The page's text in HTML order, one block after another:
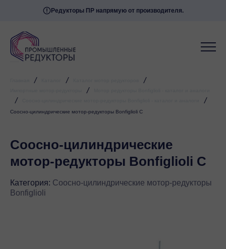
Редукторы ПР напрямую от производителя.
/ / /
/
/ /
Соосно-цилиндрические мотор-редукторы Bonfiglioli C
Соосно-цилиндрические
мотор-редукторы Bonfiglioli C
Категория: Соосно-цилиндрические мотор-редукторы
Bonfiglioli